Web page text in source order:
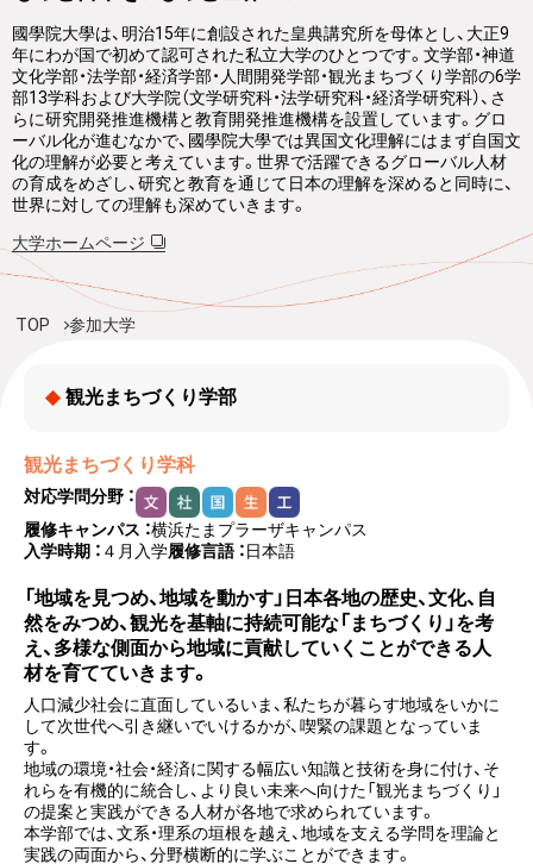
國學院大學は、明治15年に創設された皇典講究所を母体とし、大正9
年にわが国で初めて認可された私立大学のひとつです。文学部・神道
文化学部・法学部・経済学部・人間開発学部・観光まちづくり学部の6学
部13学科および大学院（文学研究科・法学研究科・経済学研究科）、さ
らに研究開発推進機構と教育開発推進機構を設置しています。グロ
ーバル化が進むなかで、國學院大學では異国文化理解にはまず自国文
化の理解が必要と考えています。世界で活躍できるグローバル人材
の育成をめざし、研究と教育を通じて日本の理解を深めると同時に、
世界に対しての理解も深めていきます。
大学ホームページ
TOP 参加大学
観光まちづくり学部
観光まちづくり学科
対応学問分野 ：
履修キャンパス ：横浜たまプラーザキャンパス
入学時期 ： ４月入学履修言語 ： 日本語
「地域を見つめ、地域を動かす」日本各地の歴史、文化、自
然をみつめ、観光を基軸に持続可能な「まちづくり」を考
え、多様な側面から地域に貢献していくことができる人
材を育てていきます。
人口減少社会に直面しているいま、私たちが暮らす地域をいかに
して次世代へ引き継いでいけるかが、喫緊の課題となっていま
す。
地域の環境・社会・経済に関する幅広い知識と技術を身に付け、そ
れらを有機的に統合し、より良い未来へ向けた「観光まちづくり」
の提案と実践ができる人材が各地で求められています。
本学部では、文系・理系の垣根を越え、地域を支える学問を理論と
実践の両面から、分野横断的に学ぶことができます。